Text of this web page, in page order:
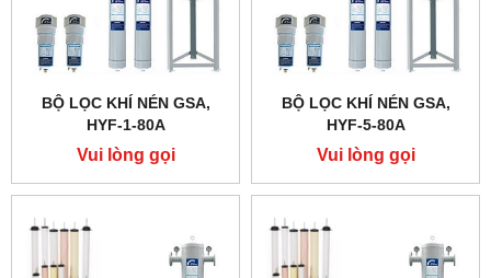
BỘ LỌC KHÍ NÉN GSA,
HYF-1-80A
Vui lòng gọi
BỘ LỌC KHÍ NÉN GSA,
HYF-5-80A
Vui lòng gọi